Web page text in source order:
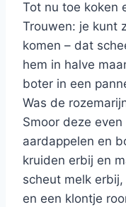
Tot nu toe koken
Trouwen: je kunt
komen – dat
hem in halve
boter in een
Was de
Smoor deze
aardappelen en
kruiden erbij en
scheut melk
en een klontje